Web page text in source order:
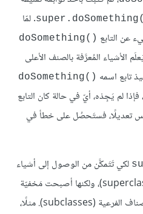
. لمّا
عن التابع doSomething()‎
الأشياء المُعرَّفة بالصنف الأعلى
doSomething()‎
تعديلًا، فستَحصُل على خطأ في
لكي تَتَمكَّن من الوصول إلى أشياء
كانت قد عُرِّفت بالصنف الأعلى (superclass)، ولكنها أصبحت مَخفيّة
بواسطة بعض الأشياء المُعرَّفة بالأصناف الفرعية (subclasses). مثلًا،